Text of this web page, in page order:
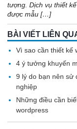
tượng. Dịch vụ thiết
được mẫu […]
BÀI VIẾT LIÊN
Vì sao cần thiết kế
4 ý tưởng khuyến
9 lý do bạn nên sử
nghiệp
Những điều cần
wordpress